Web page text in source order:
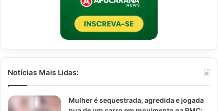
Notícias Mais Lidas:
Mulher é sequestrada, agredida e jogada